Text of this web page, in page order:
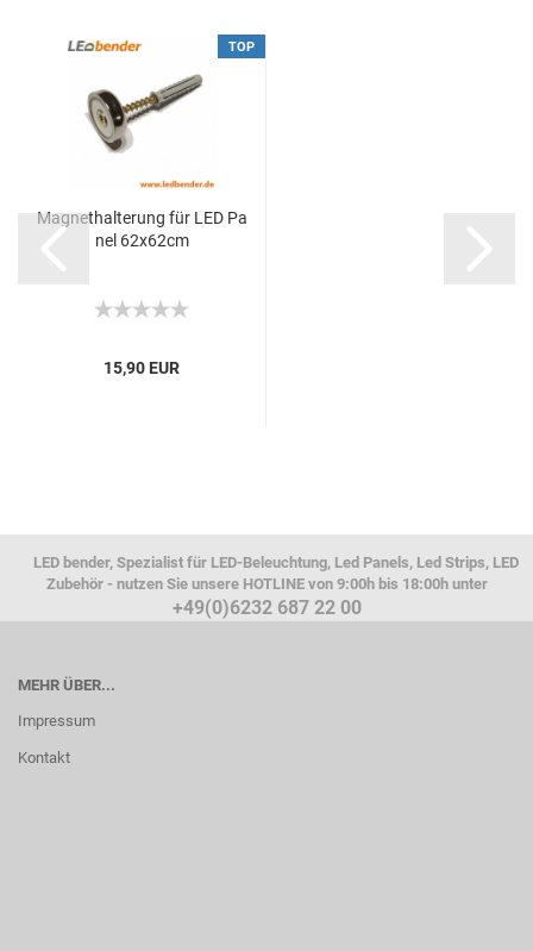
TOP
Magnethalterung für LED Pa
nel 62x62cm
15,90 EUR
LED bender, Spezialist für LED-Beleuchtung, Led Panels, Led Strips, LED
Zubehör - nutzen Sie unsere HOTLINE von 9:00h bis 18:00h unter
+49(0)6232 687 22 00
MEHR ÜBER...
Impressum
Kontakt